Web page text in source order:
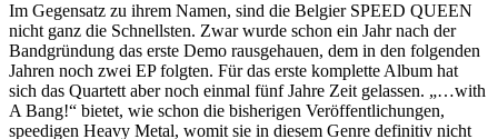
Im Gegensatz zu ihrem Namen, sind die Belgier SPEED QUEEN
nicht ganz die Schnellsten. Zwar wurde schon ein Jahr nach der
Bandgründung das erste Demo rausgehauen, dem in den folgenden
Jahren noch zwei EP folgten. Für das erste komplette Album hat
sich das Quartett aber noch einmal fünf Jahre Zeit gelassen. „…with
A Bang!“ bietet, wie schon die bisherigen Veröffentlichungen,
speedigen Heavy Metal, womit sie in diesem Genre definitiv nicht